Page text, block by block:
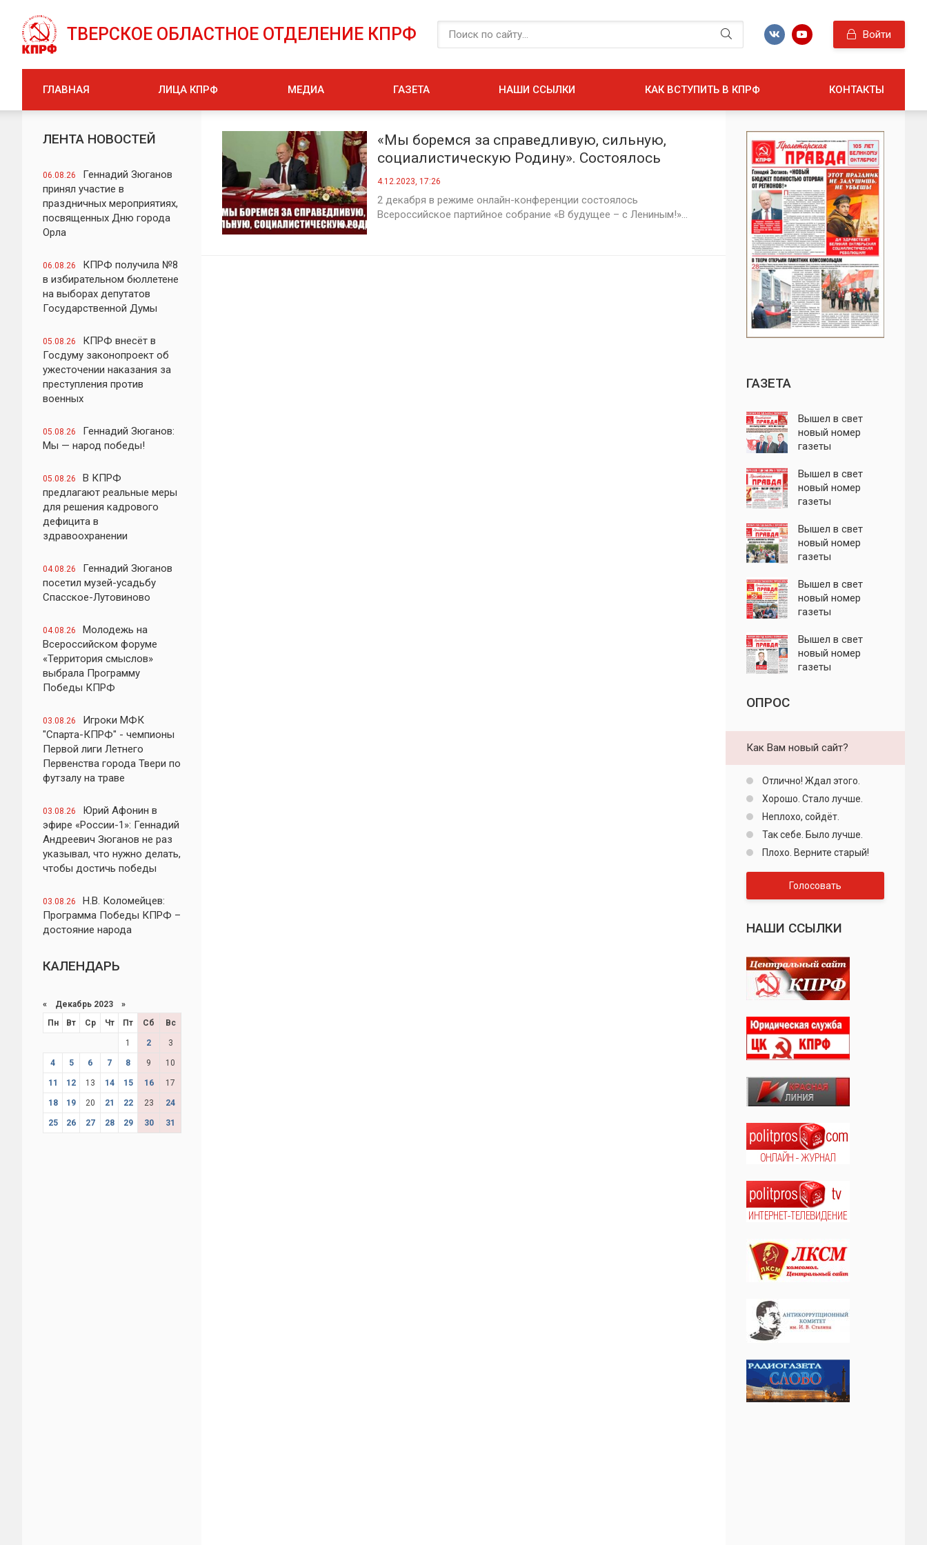
ТВЕРСКОЕ ОБЛАСТНОЕ ОТДЕЛЕНИЕ КПРФ Войти
ГЛАВНАЯ ЛИЦА КПРФ МЕДИА ГАЗЕТА НАШИ ССЫЛКИ КАК ВСТУПИТЬ В КПРФ КОНТАКТЫ
ЛЕНТА НОВОСТЕЙ
06.08.26
Геннадий Зюганов
принял участие в
праздничных мероприятиях,
посвященных Дню города
Орла
06.08.26
КПРФ получила №8
в избирательном бюллетене
на выборах депутатов
Государственной Думы
05.08.26
КПРФ внесёт в
Госдуму законопроект об
ужесточении наказания за
преступления против
военных
05.08.26
Геннадий Зюганов:
Мы — народ победы!
05.08.26
В КПРФ
предлагают реальные меры
для решения кадрового
дефицита в
здравоохранении
04.08.26
Геннадий Зюганов
посетил музей-усадьбу
Спасское-Лутовиново
04.08.26
Молодежь на
Всероссийском форуме
«Территория смыслов»
выбрала Программу
Победы КПРФ
03.08.26
Игроки МФК
"Спарта-КПРФ" - чемпионы
Первой лиги Летнего
Первенства города Твери по
футзалу на траве
03.08.26
Юрий Афонин в
эфире «России-1»: Геннадий
Андреевич Зюганов не раз
указывал, что нужно делать,
чтобы достичь победы
03.08.26
Н.В. Коломейцев:
Программа Победы КПРФ –
достояние народа
КАЛЕНДАРЬ
« Декабрь 2023 »
Пн
Вт Ср Чт Пт Сб Вс
1 2 3
4 5 6 7 8 9 10
11 12 13 14 15 16 17
18 19 20 21 22 23 24
25 26 27 28 29 30 31
«Мы боремся за справедливую, сильную,
социалистическую Родину». Состоялось
Всероссийское партийное собрание «В
будущее – с Лениным!»
4.12.2023, 17:26
2 декабря в режиме онлайн-конференции состоялось
Всероссийское партийное собрание «В будущее – с Лениным!»...
ГАЗЕТА
Вышел в свет
новый номер
газеты
правда"
Вышел в свет
новый номер
газеты
правда"
Вышел в свет
новый номер
газеты
правда"
Вышел в свет
новый номер
газеты
правда"
Вышел в свет
новый номер
газеты
ОПРОС
Как Вам новый сайт?
Отлично! Ждал этого.
Хорошо. Стало лучше.
Неплохо, сойдёт.
Так себе. Было лучше.
Плохо. Верните старый!
Голосовать
НАШИ ССЫЛКИ